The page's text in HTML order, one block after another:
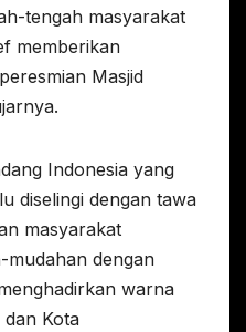
tengah masyarakat
memberikan
Masjid
Indonesia yang
diselingi dengan tawa
masyarakat
mudahan dengan
warna
Kota